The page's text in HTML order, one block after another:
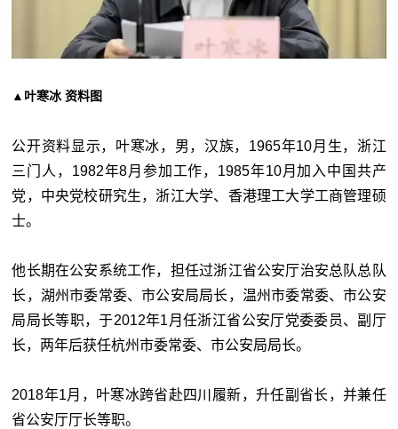
▲叶寒冰 资料图
公开资料显示，叶寒冰，男，汉族，1965年10月生，浙江
三门人，1982年8月参加工作，1985年10月加入中国共产
党，中央党校研究生，浙江大学、香港理工大学工商管理硕
士。
他长期在公安系统工作，担任过浙江省公安厅治安总队总队
长，湖州市委常委、市公安局局长，温州市委常委、市公安
局局长等职，于2012年1月任浙江省公安厅党委委员、副厅
长，两年后获任杭州市委常委、市公安局局长。
2018年1月，叶寒冰跨省赴四川履新，升任副省长，并兼任
省公安厅厅长等职。